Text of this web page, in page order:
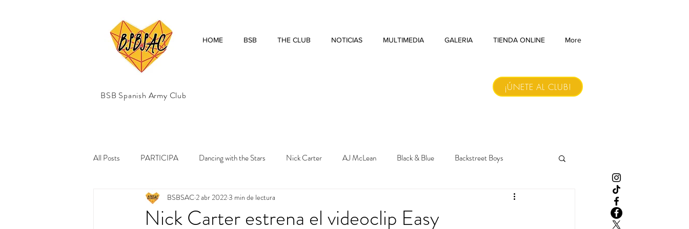
BSB Spanish Army Club
HOME BSB THE CLUB NOTICIAS MULTIMEDIA GALERIA TIENDA ONLINE More
¡ÚNETE AL CLUB!
All Posts PARTICIPA Dancing with the Stars Nick Carter AJ McLean Black & Blue Backstreet Boys
Colaboraciones DNA World Tour CD Christmas
Nick Carter estrena el videoclip Easy
BSBSAC2 abr 20223 min de lectura